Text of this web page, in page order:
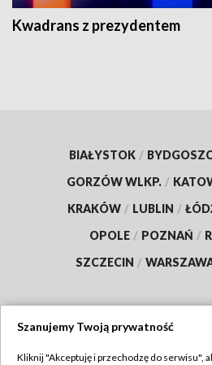
Kwadrans z prezydentem
BIAŁYSTOK /
GORZÓW WLKP. /
KRAKÓW / LUBLIN /
OPOLE / POZNAŃ /
SZCZECIN /
Szanujemy Twoją prywatność
Kliknij "Akceptuję i przechodzę do serwisu",